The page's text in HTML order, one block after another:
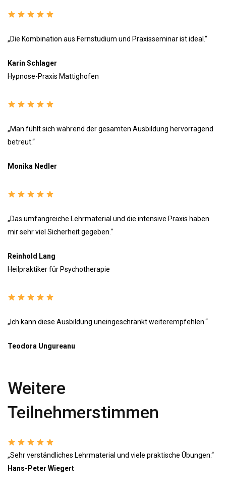
„Die Kombination aus Fernstudium und Praxisseminar ist ideal.“
Karin Schlager
Hypnose-Praxis Mattighofen
„Man fühlt sich während der gesamten Ausbildung hervorragend
betreut.“
Monika Nedler
„Das umfangreiche Lehrmaterial und die intensive Praxis haben
mir sehr viel Sicherheit gegeben.“
Reinhold Lang
Heilpraktiker für Psychotherapie
„Ich kann diese Ausbildung uneingeschränkt weiterempfehlen.“
Teodora Ungureanu
Weitere
Teilnehmerstimmen
„Sehr verständliches Lehrmaterial und viele praktische Übungen.“
Hans-Peter Wiegert